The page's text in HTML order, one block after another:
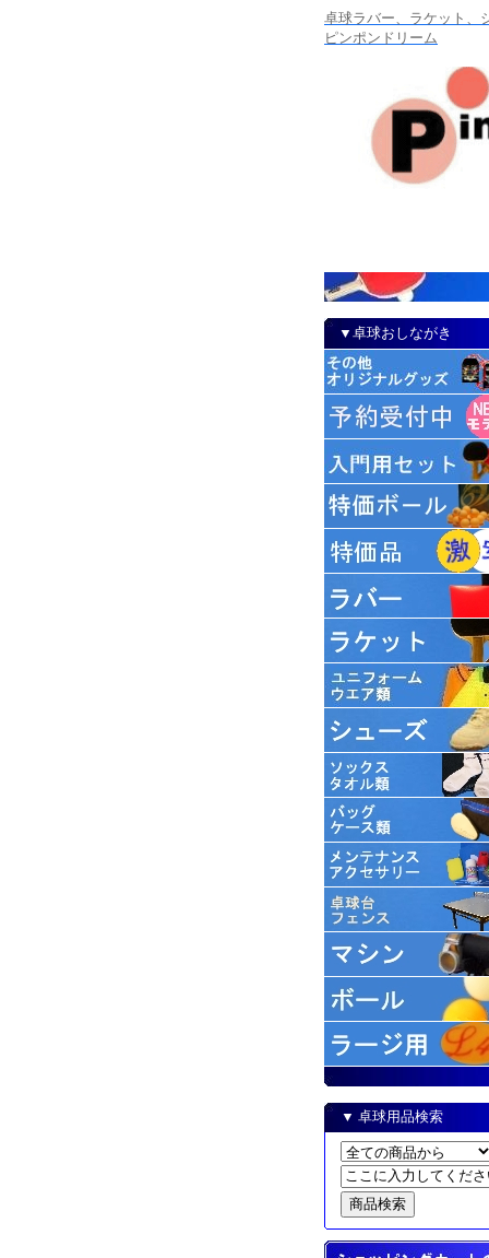
卓球ラバー、ラケット、
ピンポンドリーム
▼卓球おしながき
▼ 卓球用品検索